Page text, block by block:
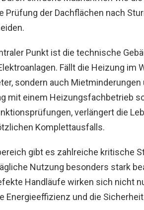
Prüfung der Dachflächen nach
Punkt ist die technische
Fällt die Heizung im
sondern auch Mietminderungen
mit einem Heizungsfachbetrieb
verlängert die
Komplettausfalls.
gibt es zahlreiche kritische
Nutzung besonders stark
Handläufe wirken sich nicht
Energieeffizienz und die